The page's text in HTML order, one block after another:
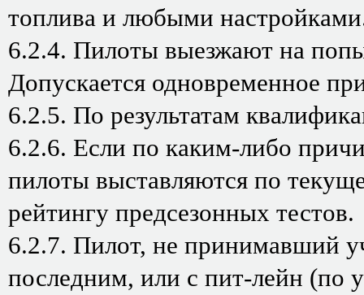
топлива и любыми
6.2.4. Пилоты выезжают на
Допускается одновременное
6.2.5. По результатам
6.2.6. Если по каким-либо
пилоты выставляются по
рейтингу предсезонных тестов.
6.2.7. Пилот, не принимавший
последним, или с пит-лейн (по